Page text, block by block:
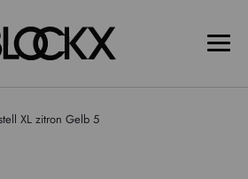
XL zitron Gelb 5